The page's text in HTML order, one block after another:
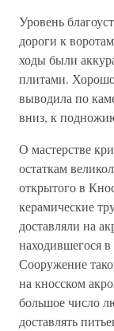
Уровень
дороги к
ходы были
плитами.
выводила по
вниз, к
О мастерстве
остаткам
открытого в
керамические
доставляли на
находившегося
Сооружение
на кносском
большое число
доставлять